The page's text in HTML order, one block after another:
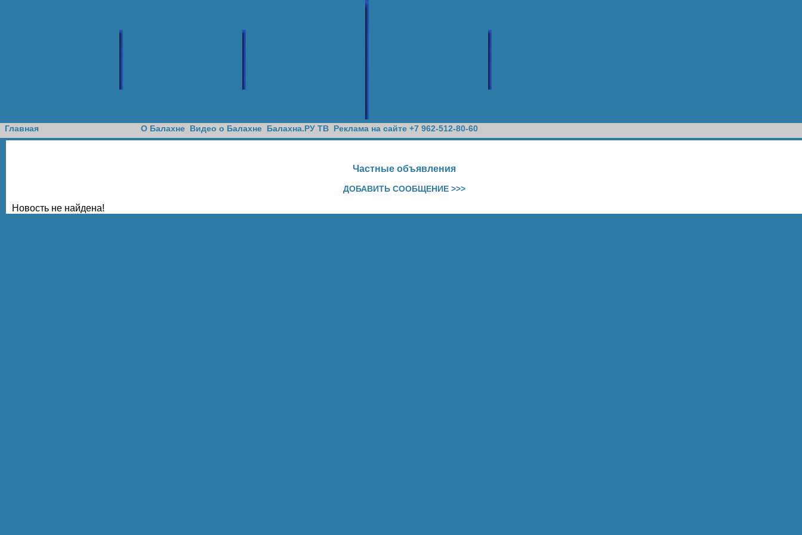
Главная О Балахне Видео о Балахне Балахна.РУ ТВ Реклама на сайте +7 962-512-80-60
Частные объявления
ДОБАВИТЬ СООБЩЕНИЕ >>>
Новость не найдена!